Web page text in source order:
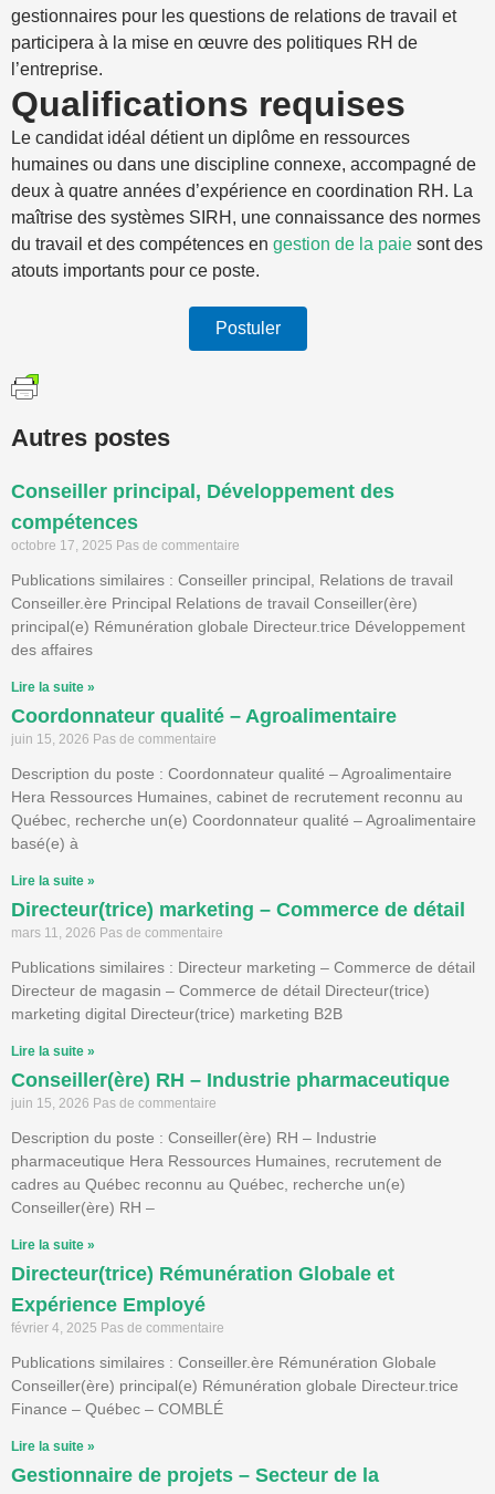
gestionnaires pour les questions de relations de travail et
participera à la mise en œuvre des politiques RH de
l’entreprise.
Qualifications requises
Le candidat idéal détient un diplôme en ressources
humaines ou dans une discipline connexe, accompagné de
deux à quatre années d’expérience en coordination RH. La
maîtrise des systèmes SIRH, une connaissance des normes
du travail et des compétences en gestion de la paie sont des
atouts importants pour ce poste.
Postuler
Autres postes
Conseiller principal, Développement des
compétences
octobre 17, 2025 Pas de commentaire
Publications similaires : Conseiller principal, Relations de travail
Conseiller.ère Principal Relations de travail Conseiller(ère)
principal(e) Rémunération globale Directeur.trice Développement
des affaires
Lire la suite »
Coordonnateur qualité – Agroalimentaire
juin 15, 2026 Pas de commentaire
Description du poste : Coordonnateur qualité – Agroalimentaire
Hera Ressources Humaines, cabinet de recrutement reconnu au
Québec, recherche un(e) Coordonnateur qualité – Agroalimentaire
basé(e) à
Lire la suite »
Directeur(trice) marketing – Commerce de détail
mars 11, 2026 Pas de commentaire
Publications similaires : Directeur marketing – Commerce de détail
Directeur de magasin – Commerce de détail Directeur(trice)
marketing digital Directeur(trice) marketing B2B
Lire la suite »
Conseiller(ère) RH – Industrie pharmaceutique
juin 15, 2026 Pas de commentaire
Description du poste : Conseiller(ère) RH – Industrie
pharmaceutique Hera Ressources Humaines, recrutement de
cadres au Québec reconnu au Québec, recherche un(e)
Conseiller(ère) RH –
Lire la suite »
Directeur(trice) Rémunération Globale et
Expérience Employé
février 4, 2025 Pas de commentaire
Publications similaires : Conseiller.ère Rémunération Globale
Conseiller(ère) principal(e) Rémunération globale Directeur.trice
Finance – Québec – COMBLÉ
Lire la suite »
Gestionnaire de projets – Secteur de la